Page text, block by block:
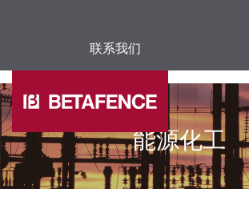
Skip to main
联系我们
能源化工